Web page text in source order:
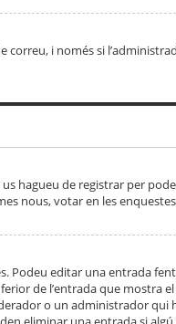
i només si
hagueu de registrar per
nous, votar en les
editar una entrada
de l’entrada que mostra
o un administrador qui